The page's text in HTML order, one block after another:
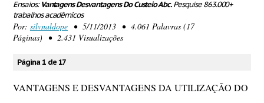
Blog
Ensaios:Vantagens Desvantagens Do Custeio Abc.Pesquise 863.000+
trabalhos acadêmicos
Por: silvnaldope • 5/11/2013 • 4.061 Palavras (17
Páginas) • 2.431 Visualizações
Página 1 de 17
VANTAGENS E DESVANTAGENS DA UTILIZAÇÃO DO